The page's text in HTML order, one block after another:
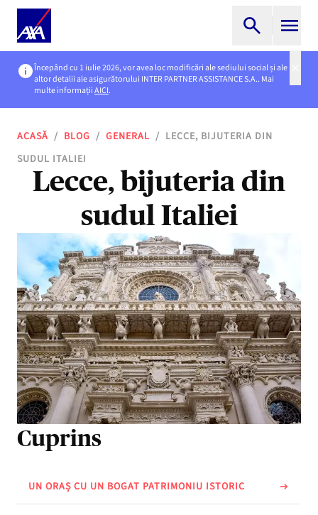
Începând cu 1 iulie 2026, vor avea loc modificări ale sediului social și ale
altor detalii ale asigurătorului INTER PARTNER ASSISTANCE S.A.. Mai
multe informațiiAICI.
ACASĂ / BLOG / GENERAL / LECCE, BIJUTERIA DIN
SUDUL ITALIEI
Lecce, bijuteria din
sudul Italiei
Cuprins
UN ORAȘ CU UN BOGAT PATRIMONIU ISTORIC